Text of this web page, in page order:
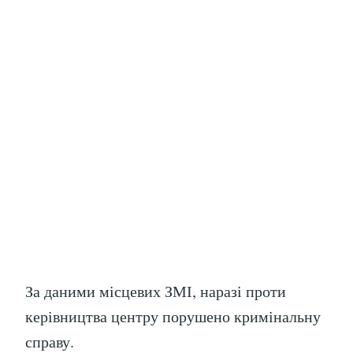
За даними місцевих ЗМІ, наразі проти
керівництва центру порушено кримінальну
справу.